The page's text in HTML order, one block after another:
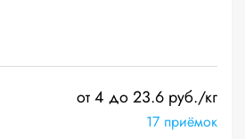
от 4 до 23.6 руб./кг
17 приёмок